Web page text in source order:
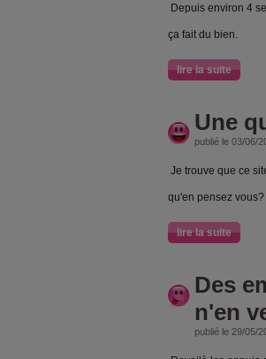
Depuis environ 4
ça fait du bien.
lire la suite
Une
publié le 03/06/
Je trouve que ce
qu'en pensez vous?
lire la suite
Des
n'en
publié le 29/05/